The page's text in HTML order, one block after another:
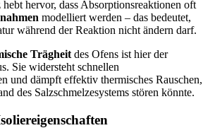
hervor, dass Absorptionsreaktionen oft
modelliert werden – das bedeutet,
während der Reaktion nicht ändern darf.
Trägheit des Ofens ist hier der
Sie widersteht schnellen
und dämpft effektiv thermisches Rauschen,
des Salzschmelzesystems stören könnte.